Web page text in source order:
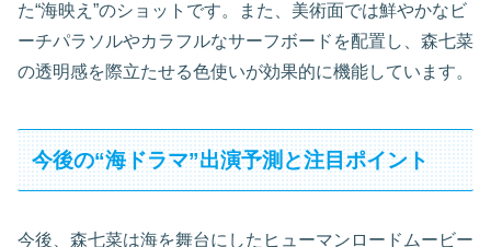
た“海映え”のショットです。また、美術面では鮮やかなビ
ーチパラソルやカラフルなサーフボードを配置し、森七菜
の透明感を際立たせる色使いが効果的に機能しています。
今後の“海ドラマ”出演予測と注目ポイント
今後、森七菜は海を舞台にしたヒューマンロードムービー